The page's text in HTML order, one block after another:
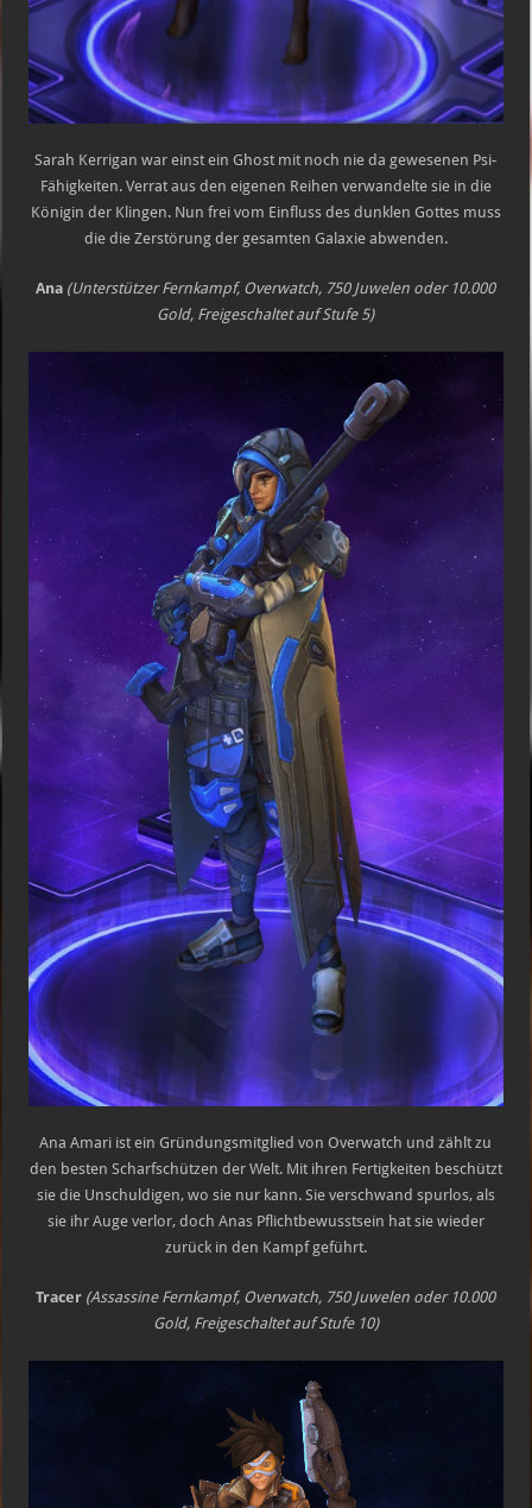
Sarah Kerrigan war einst ein Ghost mit noch nie da gewesenen Psi-
Fähigkeiten. Verrat aus den eigenen Reihen verwandelte sie in die
Königin der Klingen. Nun frei vom Einfluss des dunklen Gottes muss
die die Zerstörung der gesamten Galaxie abwenden.
Ana (Unterstützer Fernkampf, Overwatch, 750 Juwelen oder 10.000
Gold, Freigeschaltet auf Stufe 5)
Ana Amari ist ein Gründungsmitglied von Overwatch und zählt zu
den besten Scharfschützen der Welt. Mit ihren Fertigkeiten beschützt
sie die Unschuldigen, wo sie nur kann. Sie verschwand spurlos, als
sie ihr Auge verlor, doch Anas Pflichtbewusstsein hat sie wieder
zurück in den Kampf geführt.
Tracer (Assassine Fernkampf, Overwatch, 750 Juwelen oder 10.000
Gold, Freigeschaltet auf Stufe 10)